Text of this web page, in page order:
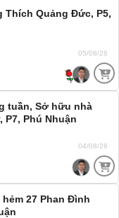
Thích Quảng Đức, P5,
05/08/26
tuần, Sở hữu nhà
P7, Phú Nhuận
04/08/26
27 Phan Đình